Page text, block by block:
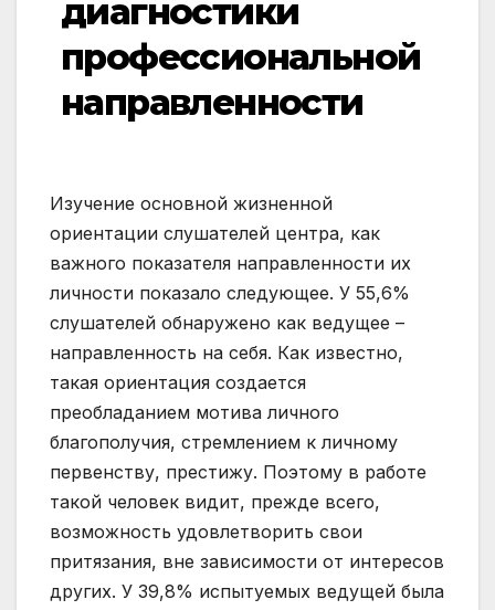
диагностики
профессиональной
направленности
Изучение основной жизненной
ориентации слушателей центра, как
важного показателя направленности их
личности показало следующее. У 55,6%
слушателей обнаружено как ведущее –
направленность на себя. Как известно,
такая ориентация создается
преобладанием мотива личного
благополучия, стремлением к личному
первенству, престижу. Поэтому в работе
такой человек видит, прежде всего,
возможность удовлетворить свои
притязания, вне зависимости от интересов
других. У 39,8% испытуемых ведущей была